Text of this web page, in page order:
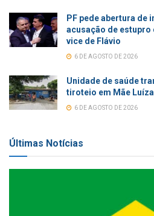
PF pede abertura de
acusação de estupro
vice de Flávio
6 DE AGOSTO DE 2026
Unidade de saúde
tiroteio em Mãe
6 DE AGOSTO DE 2026
Últimas Notícias